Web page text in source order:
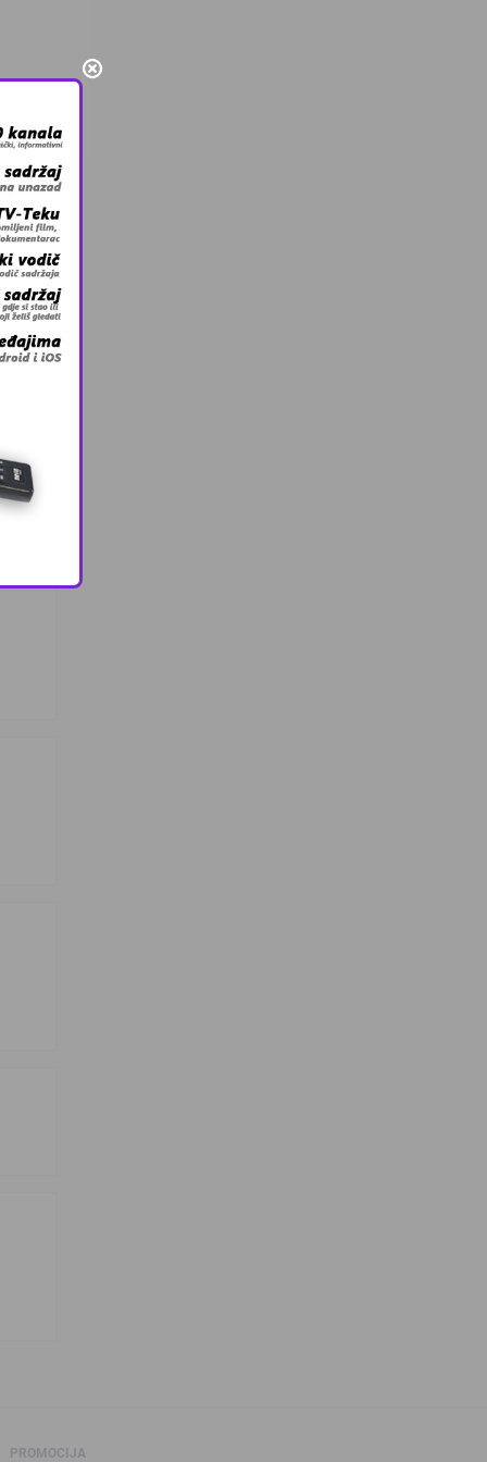
PROMOCIJA